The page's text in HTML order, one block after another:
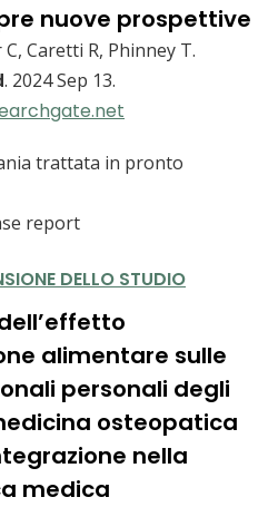
nuove prospettive
Caretti R, Phinney T.
. 2024 Sep 13.
trattata in pronto
report
DELLO STUDIO
alimentare sulle
personali degli
osteopatica
nella
medica